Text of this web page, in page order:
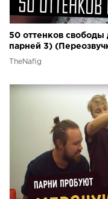
50 оттенков свободы
парней 3)
TheNafig